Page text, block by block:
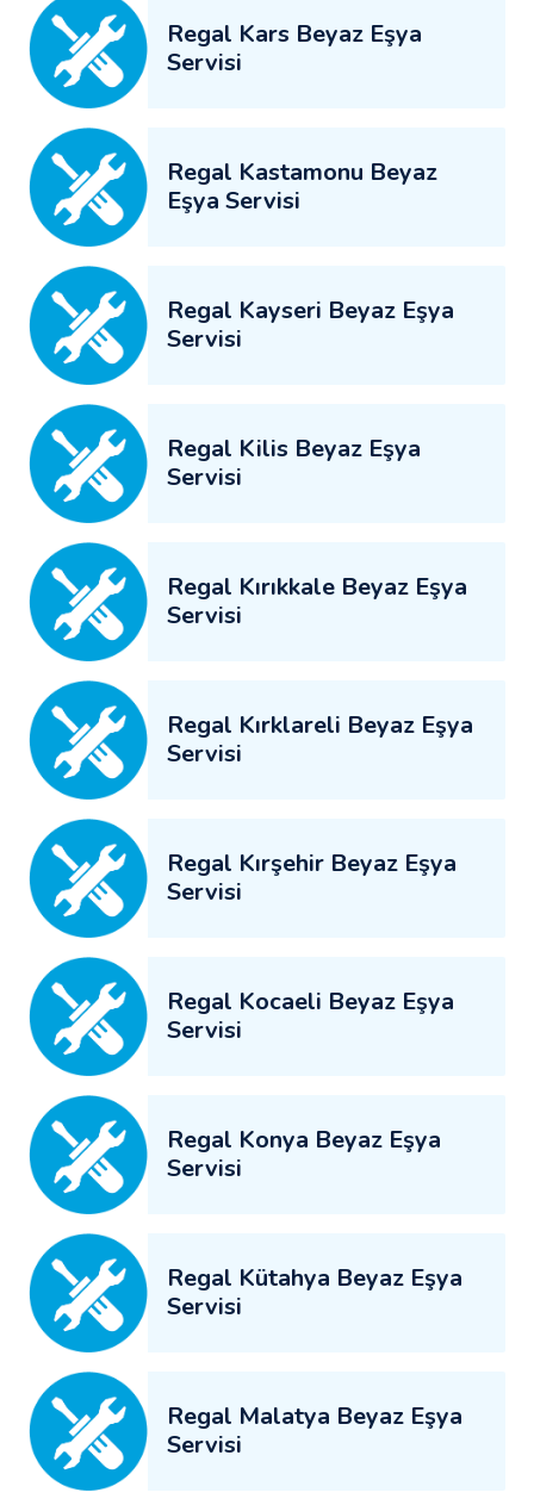
Regal Kars Beyaz Eşya
Servisi
Regal Kastamonu Beyaz
Eşya Servisi
Regal Kayseri Beyaz Eşya
Servisi
Regal Kilis Beyaz Eşya
Servisi
Regal Kırıkkale Beyaz Eşya
Servisi
Regal Kırklareli Beyaz Eşya
Servisi
Regal Kırşehir Beyaz Eşya
Servisi
Regal Kocaeli Beyaz Eşya
Servisi
Regal Konya Beyaz Eşya
Servisi
Regal Kütahya Beyaz Eşya
Servisi
Regal Malatya Beyaz Eşya
Servisi